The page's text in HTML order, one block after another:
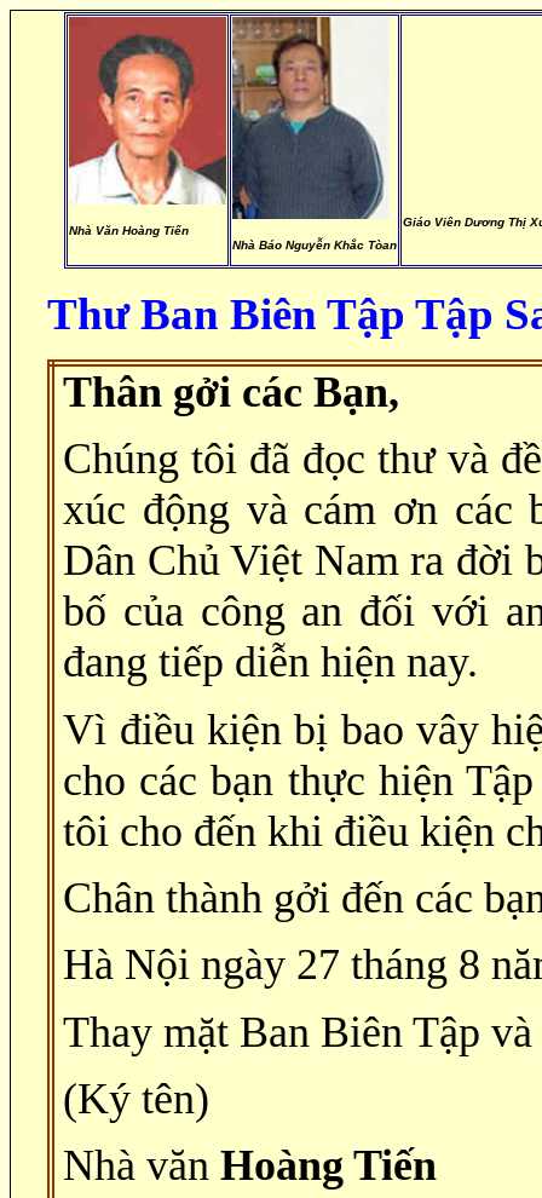
Nhà Văn Hoàng Tiến
Nhà Báo Nguyễn Khắc Tòan
Giáo Viên Dương Thị
Thư Ban Biên Tập Tập
Thân gởi các Bạn,
Chúng tôi đã đọc thư và
xúc động và cám ơn các
Dân Chủ Việt Nam ra đời
bố của công an đối với
đang tiếp diễn hiện nay.
Vì điều kiện bị bao vây
cho các bạn thực hiện
tôi cho đến khi điều kiện
Chân thành gởi đến các
Hà Nội ngày 27 tháng 8
Thay mặt Ban Biên Tập và
(Ký tên)
Nhà vănHoàng Tiến